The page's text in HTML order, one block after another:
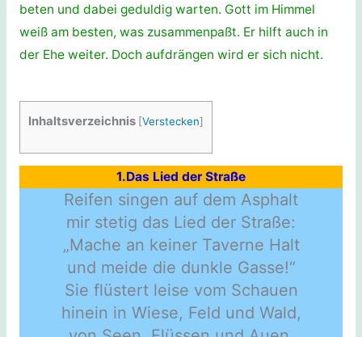
beten und dabei geduldig warten. Gott im Himmel
weiß am besten, was zusammenpaßt. Er hilft auch in
der Ehe weiter. Doch aufdrängen wird er sich nicht.
Inhaltsverzeichnis [Verstecken]
1.Das Lied der Straße
Reifen singen auf dem Asphalt
mir stetig das Lied der Straße:
„Mache an keiner Taverne Halt
und meide die dunkle Gasse!“
Sie flüstert leise vom Schauen
hinein in Wiese, Feld und Wald,